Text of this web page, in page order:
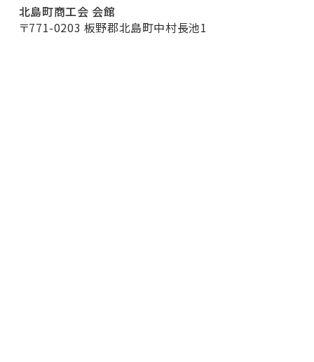
北島町商工会 会館
〒771-0203 板野郡北島町中村長池1